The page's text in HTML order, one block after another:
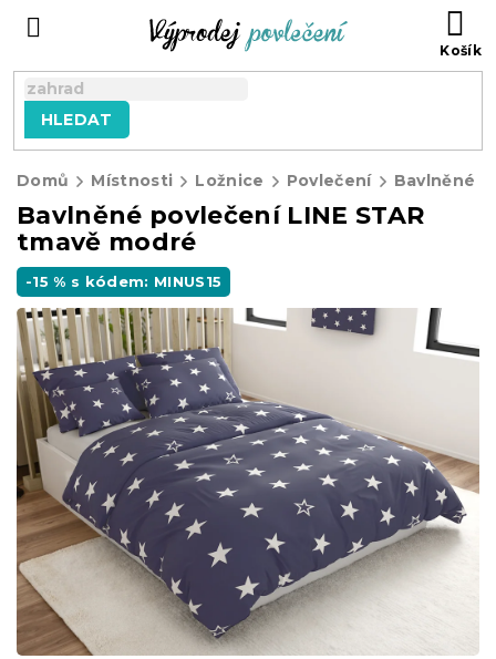
HLEDAT
Domů Místnosti Ložnice Povlečení Bavlněné
Bavlněné povlečení LINE STAR
tmavě modré
-15 % s kódem: MINUS15